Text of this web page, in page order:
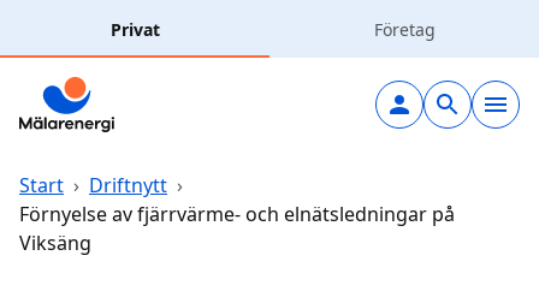
Privat Företag
Elavtal
Elnät
Laddning
Start › Driftnytt ›
Förnyelse av fjärrvärme- och elnätsledningar på
Viksäng